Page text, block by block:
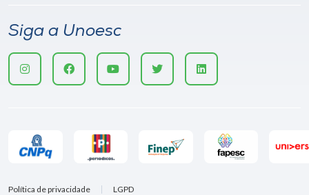
Siga a Unoesc
Política de privacidade LGPD